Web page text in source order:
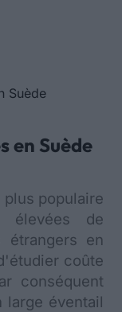
Suède
en Suède
populaire
élevées de
étrangers en
coûte
conséquent
large éventail